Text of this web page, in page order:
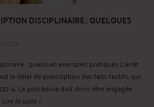
DISCIPLINAIRE : QUELQUES
: quelques exemples pratiques L’arrêt
le délai de prescription des faits fautifs, qui
La procédure doit donc être engagée
Lire la suite >